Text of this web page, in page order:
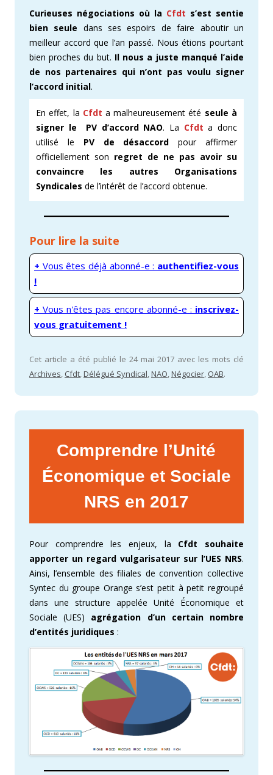
Curieuses négociations où la Cfdt s’est sentie
bien seule dans ses espoirs de faire aboutir un
meilleur accord que l’an passé. Nous étions pourtant
bien proches du but. Il nous a juste manqué l’aide
de nos partenaires qui n’ont pas voulu signer
l’accord initial.
En effet, la Cfdt a malheureusement été seule à
signer le PV d’accord NAO. La Cfdta donc
utilisé le PV de désaccord pour affirmer
officiellement son regret de ne pas avoir su
convaincre les autres Organisations
Syndicales de l’intérêt de l’accord obtenue.
Pour lire la suite
+ Vous êtes déjà abonné-e : authentifiez-vous
!
+ Vous n'êtes pas encore abonné-e : inscrivez-
vous gratuitement !
Cet article a été publié le 24 mai 2017 avec les mots clé
Archives, Cfdt,Délégué Syndical,NAO,Négocier, OAB.
Comprendre l’Unité
Économique et Sociale
NRS en 2017
Pour comprendre les enjeux, la Cfdt
souhaite
apporter un regard vulgarisateur sur l’UES NRS.
Ainsi, l’ensemble des filiales de convention collective
Syntec du groupe Orange s’est petit à petit regroupé
dans une structure appelée Unité Économique et
Sociale (UES) agrégation d’un certain nombre
d’entités juridiques :